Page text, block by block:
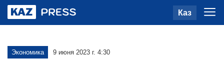
Каз
Экономика 9 июня 2023 г. 4:30